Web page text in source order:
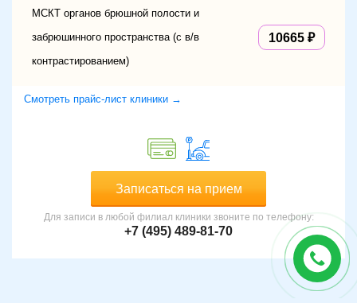
МСКТ органов брюшной полости и
забрюшинного пространства (с в/в
контрастированием)
10665
Смотреть прайс-лист клиники →
Записаться на прием
Для записи в любой филиал клиники звоните по телефону:
+7 (495) 489-81-70